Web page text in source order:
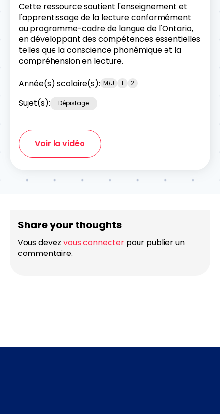
Cette ressource soutient l'enseignement et
l'apprentissage de la lecture conformément
au programme-cadre de langue de l'Ontario,
en développant des compétences essentielles
telles que la conscience phonémique et la
compréhension en lecture.
Année(s) scolaire(s): M/J 1 2
Sujet(s): Dépistage
Voir la vidéo
Share your thoughts
Vous devez vous connecter pour publier un
commentaire.